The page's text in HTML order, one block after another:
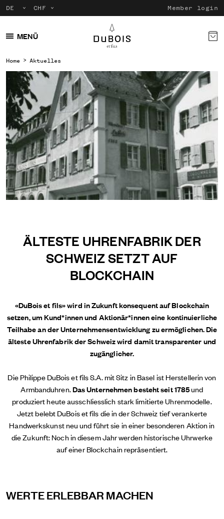
Member login
MENÜ
Home Aktuelles
ÄLTESTE UHRENFABRIK DER
SCHWEIZ SETZT AUF
BLOCKCHAIN
«DuBois et fils» wird in Zukunft konsequent auf Blockchain
setzen, um Kund*innen und Aktionär*innen eine kontinuierliche
Teilhabe an der Unternehmensentwicklung zu ermöglichen. Die
älteste Uhrenfabrik der Schweiz wird damit transparenter und
zugänglicher.
Die Philippe DuBois et fils S.A. mit Sitz in Basel ist Herstellerin von
Armbanduhren.Das Unternehmen besteht seit 1785und
produziert heute ausschliesslich stark limitierte Uhrenmodelle.
Jetzt belebt DuBois et fils die in der Schweiz tief verankerte
Handwerkskunst neu und führt sie in einer besonderen Aktion in
die Zukunft: Noch in diesem Jahr werden historische Uhrwerke
auf einer Blockchain repräsentiert.
WERTE ERLEBBAR MACHEN